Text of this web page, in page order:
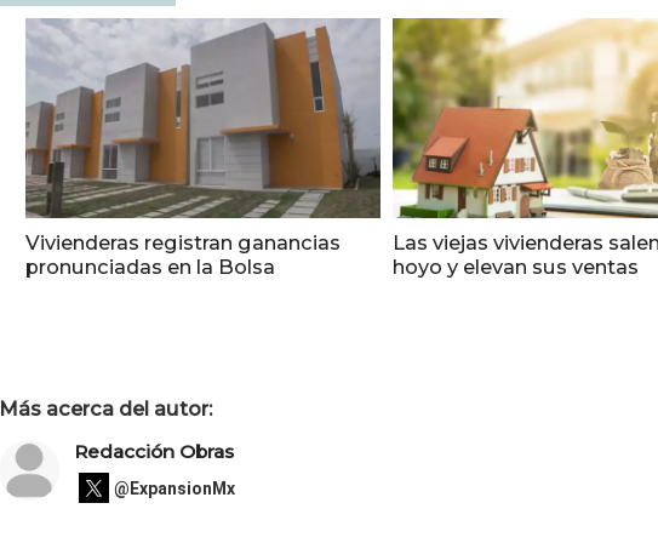
Vivienderas registran ganancias
pronunciadas en la Bolsa
Las viejas vivienderas
hoyo y elevan sus ventas
Más acerca del autor:
Redacción Obras
@ExpansionMx